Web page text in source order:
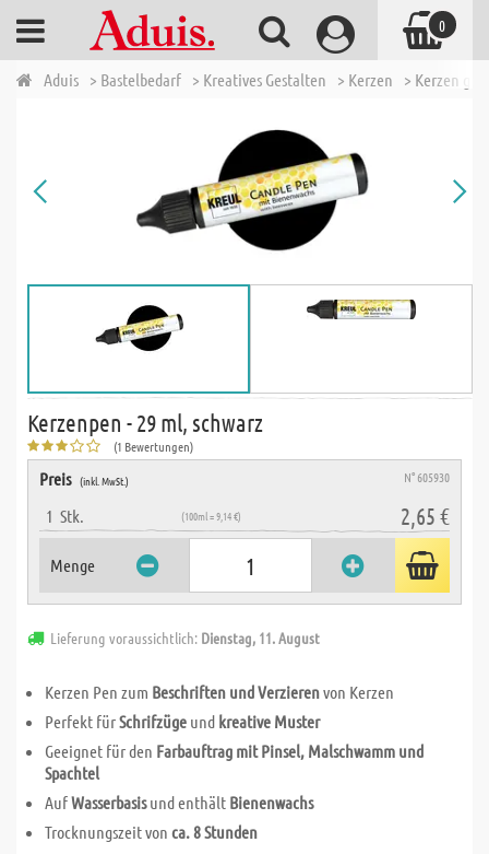
Aduis > Bastelbedarf > Kreatives Gestalten > Kerzen > Kerzen
Kerzenpen - 29 ml, schwarz
(1 Bewertungen)
Preis (inkl. MwSt.) N° 605930
1 Stk. (100ml = 9,14 €) 2,65 €
Menge
Lieferung voraussichtlich: Dienstag, 11. August
Kerzen Pen zum Beschriften und Verzierenvon Kerzen
Perfekt fürSchrifzüge und kreative Muster
Geeignet für den Farbauftrag mit Pinsel, Malschwamm und
Spachtel
AufWasserbasisund enthält Bienenwachs
Trocknungszeit von ca. 8 Stunden
0